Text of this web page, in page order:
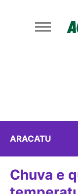
ARACATU
Chuva e